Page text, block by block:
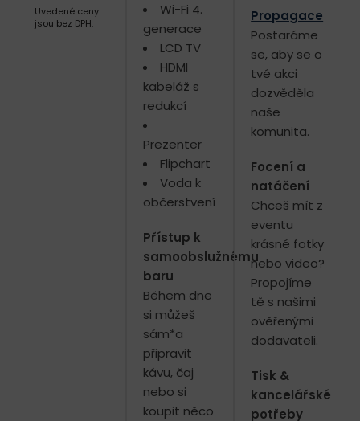
Uvedené ceny
jsou bez DPH.
Wi-Fi 4.
generace
LCD TV
HDMI
kabeláž s
redukcí
Prezenter
Flipchart
Voda k
občerstvení
Přístup k
samoobslužnému
baru
Během dne
si můžeš
sám*a
připravit
kávu, čaj
nebo si
koupit něco
Propagace
Postaráme
se, aby se o
tvé akci
dozvěděla
naše
komunita.
Focení a
natáčení
Chceš mít z
eventu
krásné fotky
nebo video?
Propojíme
tě s našimi
ověřenými
dodavateli.
Tisk &
kancelářské
potřeby